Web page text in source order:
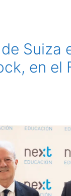
Suiza
en el